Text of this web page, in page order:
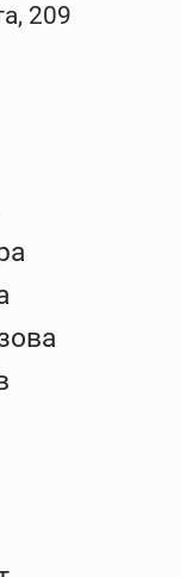
209